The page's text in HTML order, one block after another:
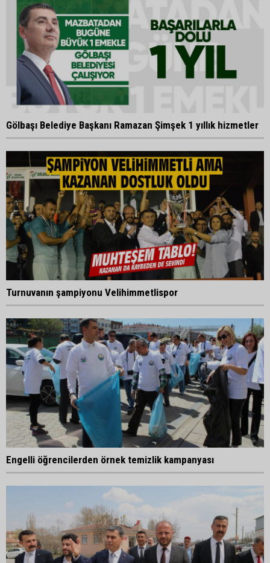
Gölbaşı Belediye Başkanı Ramazan Şimşek 1 yıllık hizmetler
Turnuvanın şampiyonu Velihimmetlispor
Engelli öğrencilerden örnek temizlik kampanyası